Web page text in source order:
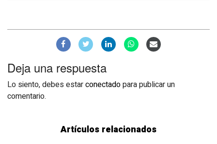
Deja una respuesta
Lo siento, debes estarconectadopara publicar un
comentario.
Artículos relacionados